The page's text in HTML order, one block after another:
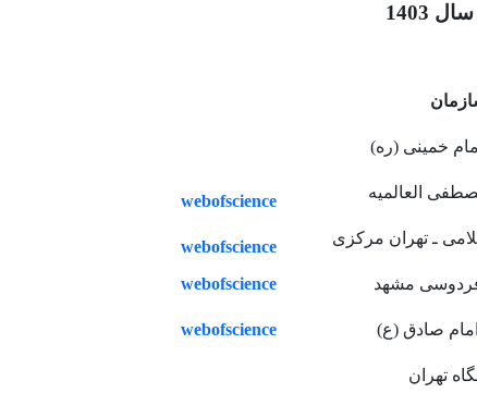
خمینی (ره)
العالمیه webofscience
ـ تهران مرکزی webofscience
فردوسی مشهد webofscience
صادق (ع) webofscience
تهران